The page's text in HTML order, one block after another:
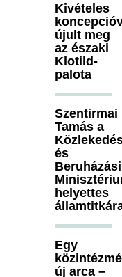
Kivételes
újult meg
az északi
Klotild-
palota
Szentirmai
Tamás a
és
Beruházási
helyettes
Egy
új arca –